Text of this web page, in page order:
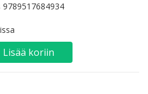
Lisää koriin